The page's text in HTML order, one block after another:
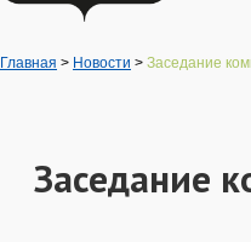
Главная > Новости > Заседание
Заседание